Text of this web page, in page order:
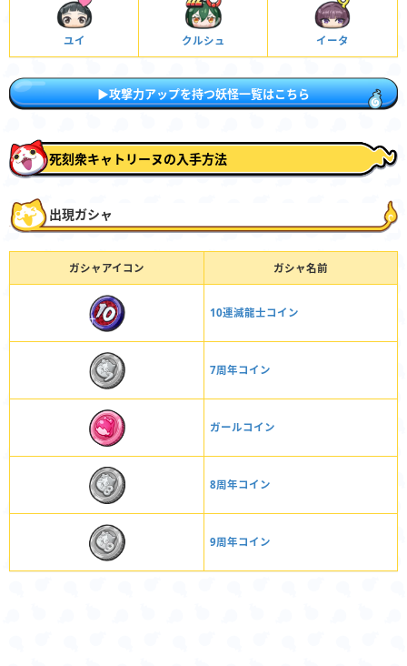
ユイ クルシュ イータ
▶攻撃力アップを持つ妖怪一覧はこちら
死刻衆キャトリーヌの入手方法
出現ガシャ
ガシャアイコン ガシャ名前
10連滅龍士コイン
7周年コイン
ガールコイン
8周年コイン
9周年コイン